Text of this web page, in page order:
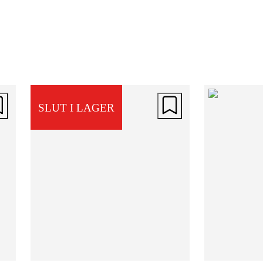
matchas med både klänning, kavaj och
byxor.
SLUT I LAGER